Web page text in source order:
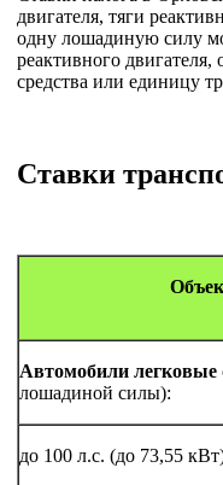
двигателя, тяги
одну лошадиную силу
реактивного
средства или единицу
Ставки
Автомобили легковые
лошадиной силы):
до 100 л.с. (до 73,55